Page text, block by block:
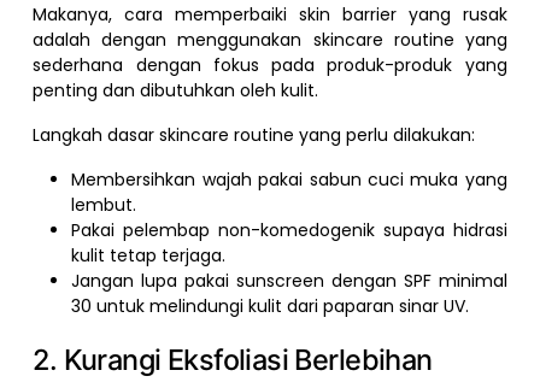
Makanya, cara memperbaiki skin barrier yang rusak
adalah dengan menggunakan skincare routine yang
sederhana dengan fokus pada produk-produk yang
penting dan dibutuhkan oleh kulit.
Langkah dasar skincare routine yang perlu dilakukan:
Membersihkan wajah pakai sabun cuci muka yang
lembut.
Pakai pelembap non-komedogenik supaya hidrasi
kulit tetap terjaga.
Jangan lupa pakai sunscreen dengan SPF minimal
30 untuk melindungi kulit dari paparan sinar UV.
2. Kurangi Eksfoliasi Berlebihan